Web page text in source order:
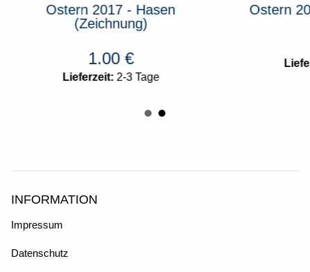
Ostern 2017 - Hasen
(Zeichnung)
1.00 €
Lieferzeit: 2-3 Tage
Ostern
INFORMATION
Impressum
Datenschutz